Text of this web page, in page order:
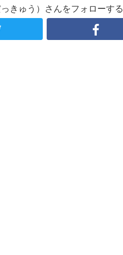
きゅう）さんをフォローする